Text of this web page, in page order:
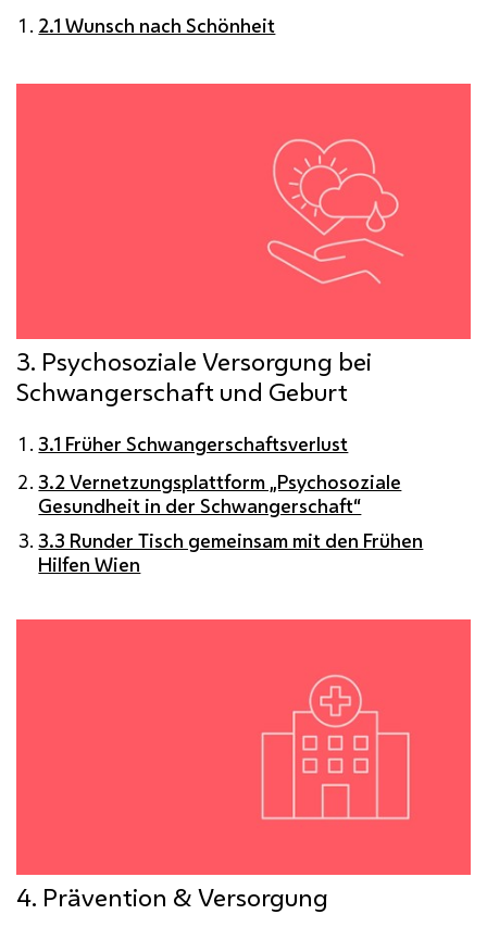
2.1 Wunsch nach Schönheit
3. Psychosoziale Versorgung bei
Schwangerschaft und Geburt
3.1 Früher Schwangerschaftsverlust
3.2 Vernetzungsplattform „Psychosoziale
Gesundheit in der Schwangerschaft“
3.3 Runder Tisch gemeinsam mit den Frühen
Hilfen Wien
4. Prävention & Versorgung